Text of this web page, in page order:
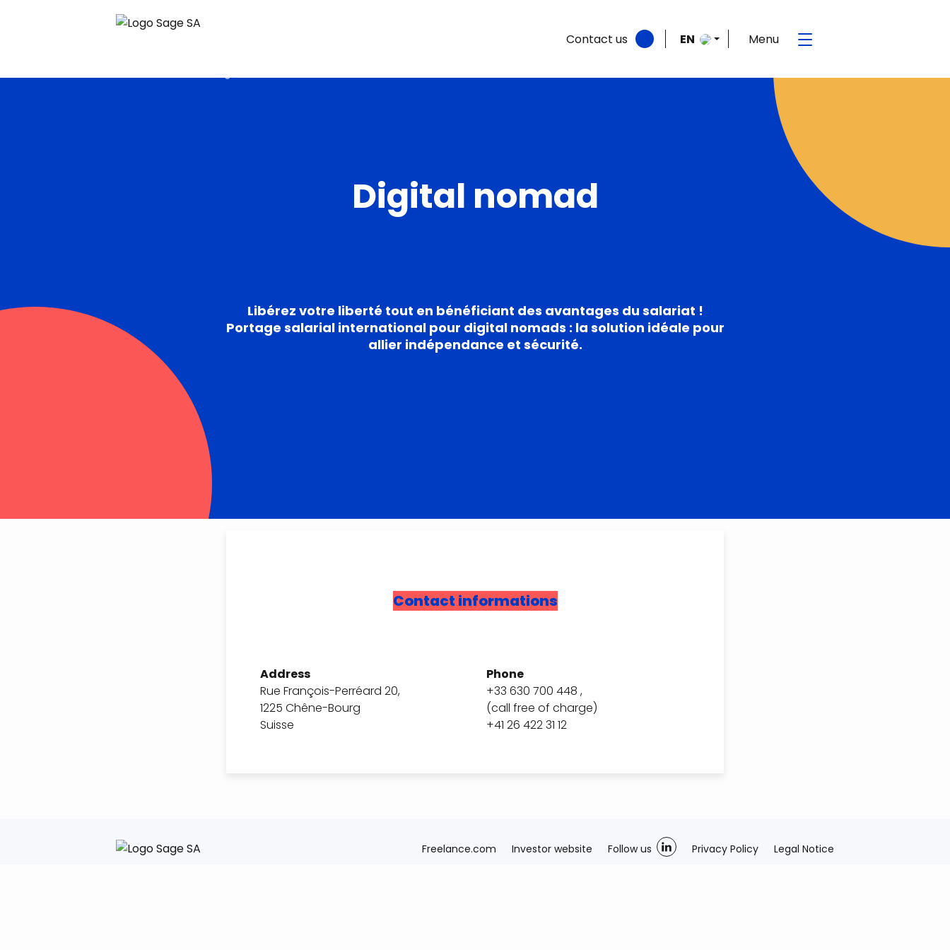
Contact us
EN
Menu
Digital nomad
Libérez votre liberté tout en bénéficiant des avantages du salariat !
Portage salarial international pour digital nomads : la solution idéale pour
allier indépendance et sécurité.
Contact informations
Address
Rue François-Perréard 20,
1225 Chêne-Bourg
Suisse
Phone
+33 630 700 448 ,
(call free of charge)
+41 26 422 31 12
Freelance.com Investor website Follow us Privacy Policy Legal Notice